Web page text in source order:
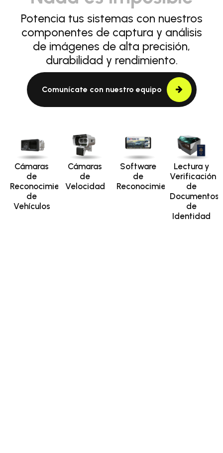
Potencia tus sistemas con nuestros
componentes de captura y análisis
de imágenes de alta precisión,
durabilidad y rendimiento.
Comunícate con nuestro equipo
Cámaras
de
Reconocimiento
de
Vehículos
Cámaras
de
Velocidad
Software
de
Reconocimiento
Lectura y
Verificación
de
Documentos
de
Identidad